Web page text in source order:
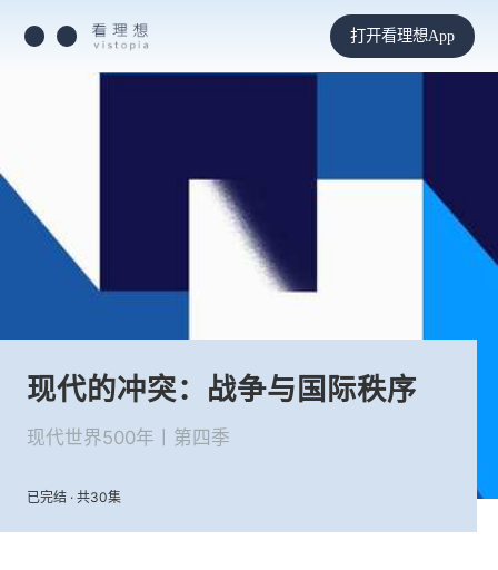
打开看理想App
现代的冲突：战争与国际秩序
现代世界500年丨第四季
已完结 · 共30集